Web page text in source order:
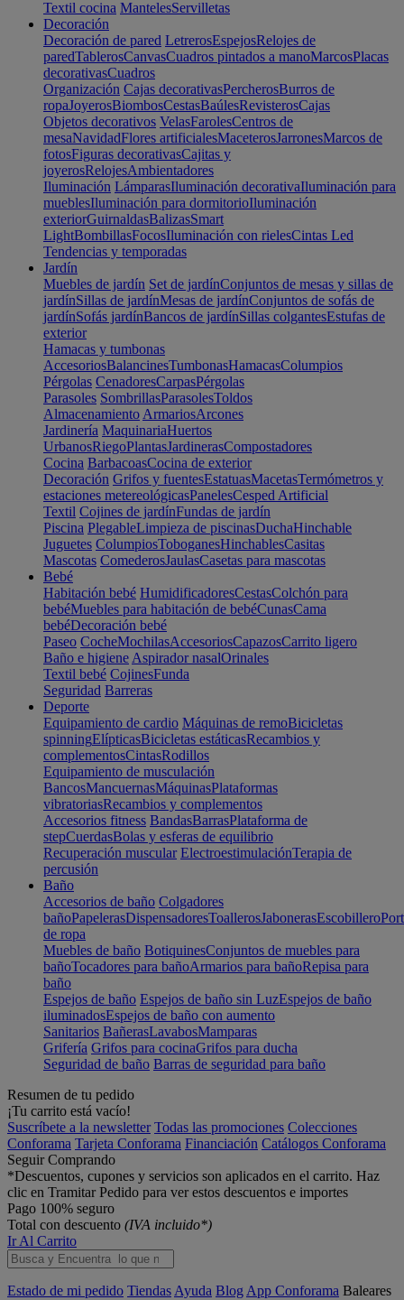
Textil cocina MantelesServilletas
Decoración
Decoración de pared LetrerosEspejosRelojes de
paredTablerosCanvasCuadros pintados a manoMarcosPlacas
decorativasCuadros
Organización Cajas decorativasPercherosBurros de
ropaJoyerosBiombosCestasBaúlesRevisterosCajas
Objetos decorativos VelasFarolesCentros de
mesaNavidadFlores artificialesMaceterosJarronesMarcos de
fotosFiguras decorativasCajitas y
joyerosRelojesAmbientadores
Iluminación LámparasIluminación decorativaIluminación para
mueblesIluminación para dormitorioIluminación
exteriorGuirnaldasBalizasSmart
LightBombillasFocosIluminación con rielesCintas Led
Tendencias y temporadas
Jardín
Muebles de jardín Set de jardínConjuntos de mesas y sillas de
jardínSillas de jardínMesas de jardínConjuntos de sofás de
jardínSofás jardínBancos de jardínSillas colgantesEstufas de
exterior
Hamacas y tumbonas
AccesoriosBalancinesTumbonasHamacasColumpios
Pérgolas CenadoresCarpasPérgolas
Parasoles SombrillasParasolesToldos
Almacenamiento ArmariosArcones
Jardinería MaquinariaHuertos
UrbanosRiegoPlantasJardinerasCompostadores
Cocina BarbacoasCocina de exterior
Decoración Grifos y fuentesEstatuasMacetasTermómetros y
estaciones metereológicasPanelesCesped Artificial
Textil Cojines de jardínFundas de jardín
Piscina PlegableLimpieza de piscinasDuchaHinchable
Juguetes ColumpiosToboganesHinchablesCasitas
Mascotas ComederosJaulasCasetas para mascotas
Bebé
Habitación bebé HumidificadoresCestasColchón para
bebéMuebles para habitación de bebéCunasCama
bebéDecoración bebé
Paseo CocheMochilasAccesoriosCapazosCarrito ligero
Baño e higiene Aspirador nasalOrinales
Textil bebé CojinesFunda
Seguridad Barreras
Deporte
Equipamiento de cardio Máquinas de remoBicicletas
spinningElípticasBicicletas estáticasRecambios y
complementosCintasRodillos
Equipamiento de musculación
BancosMancuernasMáquinasPlataformas
vibratoriasRecambios y complementos
Accesorios fitness BandasBarrasPlataforma de
stepCuerdasBolas y esferas de equilibrio
Recuperación muscular ElectroestimulaciónTerapia de
percusión
Baño
Accesorios de baño Colgadores
bañoPapelerasDispensadoresToallerosJabonerasEscobillero
de ropa
Muebles de baño BotiquinesConjuntos de muebles para
bañoTocadores para bañoArmarios para bañoRepisa para
baño
Espejos de baño Espejos de baño sin LuzEspejos de baño
iluminadosEspejos de baño con aumento
Sanitarios BañerasLavabosMamparas
Grifería Grifos para cocinaGrifos para ducha
Seguridad de baño Barras de seguridad para baño
Resumen de tu pedido
¡Tu carrito está vacío!
Suscríbete a la newsletter Todas las promociones Colecciones
Conforama Tarjeta Conforama Financiación Catálogos Conforama
Seguir Comprando
*Descuentos, cupones y servicios son aplicados en el carrito. Haz
clic en Tramitar Pedido para ver estos descuentos e importes
Pago 100% seguro
Total con descuento (IVA incluido*)
Ir Al Carrito
Estado de mi pedido Tiendas Ayuda Blog App Conforama Baleares